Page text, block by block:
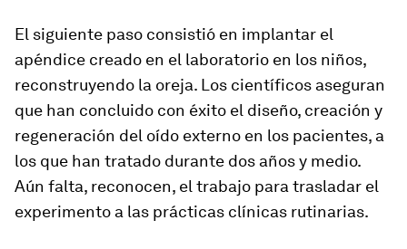
El siguiente paso consistió en implantar el
apéndice creado en el laboratorio en los niños,
reconstruyendo la oreja. Los científicos aseguran
que han concluido con éxito el diseño, creación y
regeneración del oído externo en los pacientes, a
los que han tratado durante dos años y medio.
Aún falta, reconocen, el trabajo para trasladar el
experimento a las prácticas clínicas rutinarias.